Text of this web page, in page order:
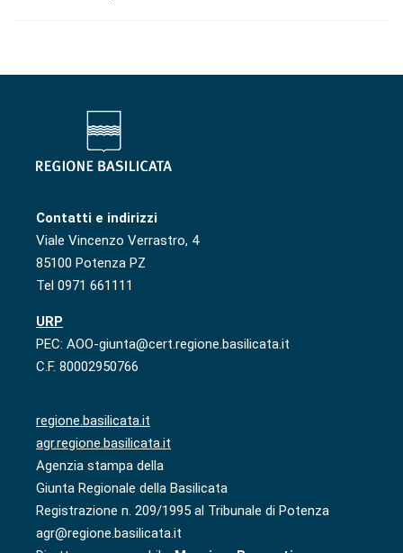
Contatti e indirizzi
Viale Vincenzo Verrastro, 4
85100 Potenza PZ
Tel 0971 661111
URP
PEC: AOO-giunta@cert.regione.basilicata.it
C.F. 80002950766
regione.basilicata.it
agr.regione.basilicata.it
Agenzia stampa della
Giunta Regionale della Basilicata
Registrazione n. 209/1995 al Tribunale di Potenza
agr@regione.basilicata.it